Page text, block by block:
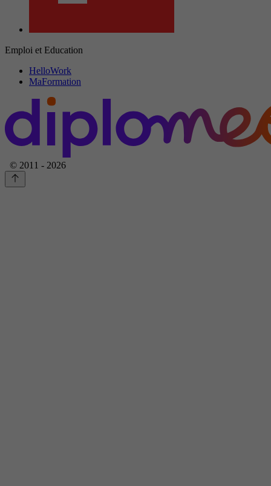
Emploi et Education
HelloWork
MaFormation
© 2011 - 2026